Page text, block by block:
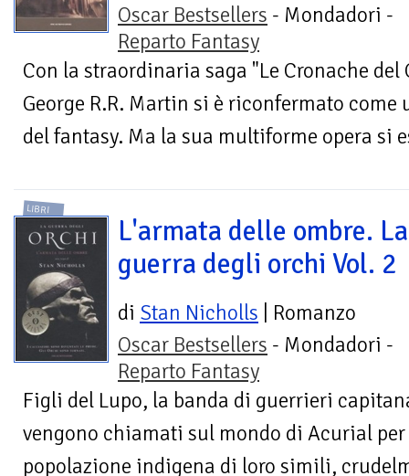
Oscar Bestsellers - Mondadori -
Reparto Fantasy
Con la straordinaria saga "Le Cronache del
George R.R. Martin si è riconfermato
del fantasy. Ma la sua multiforme opera si
LIBRI
L'armata delle ombre. La
guerra degli orchi Vol. 2
di Stan Nicholls | Romanzo
Oscar Bestsellers - Mondadori -
Reparto Fantasy
Figli del Lupo, la banda di guerrieri
vengono chiamati sul mondo di Acurial
popolazione indigena di loro simili,